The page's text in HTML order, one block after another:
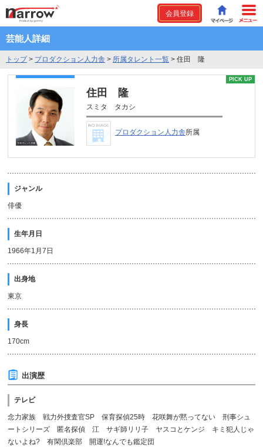
会員登録
芸能人詳細
トップ> プロダクション人力舎 > 所属タレント一覧 > 住田 隆
PICK UP
住田 隆
スミタ タカシ
プロダクション人力舎所属
ジャンル
俳優
生年月日
1966年1月7日
出身地
東京
身長
170cm
出演歴
テレビ
念力家族 戦力外捜査官SP 保育探偵25時 花咲舞が黙ってない 刑事シュ
ートシリーズ 匿名探偵 江 サギ師リリ子 ヤスコとケンジ キミ犯人じゃ
ないよね? 有閑倶楽部 開運!なんでも鑑定団